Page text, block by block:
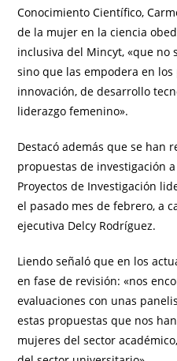
Conocimiento Científico,
de la mujer en la ciencia
inclusiva del Mincyt, «que no
sino que las empodera en
innovación, de desarrollo
liderazgo femenino».
Destacó además que se han
propuestas de investigación
Proyectos de Investigación
el pasado mes de febrero, a
ejecutiva Delcy Rodríguez.
Liendo señaló que en los
en fase de revisión: «nos
evaluaciones con unas
estas propuestas que nos
mujeres del sector